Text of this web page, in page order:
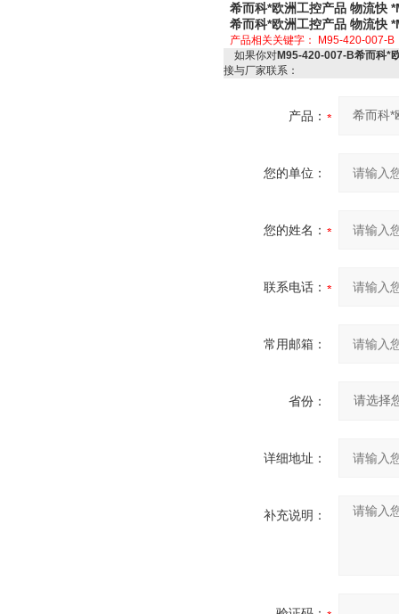
希而科*欧洲工控产品 物流快
希而科*欧洲工控产品 物流快
产品相关关键字：
M95-420-007-B
如果你对M95-420-007-B希而科*
接与厂家联系：
产品：
您的单位：
您的姓名：
联系电话：
常用邮箱：
省份：
详细地址：
补充说明：